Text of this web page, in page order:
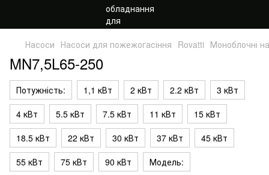
Насоси Насоси для пожежогасіння Rovatti Моноблочні
MN7,5L65-250
Потужність: 1,1 кВт 2 кВт 2.2 кВт
3 кВт
4 кВт
5.5 кВт 7.5 кВт 11 кВт
15 кВт
18.5 кВт
22 кВт 30 кВт 37 кВт
45 кВт
55 кВт
75 кВт 90 кВт
Модель: